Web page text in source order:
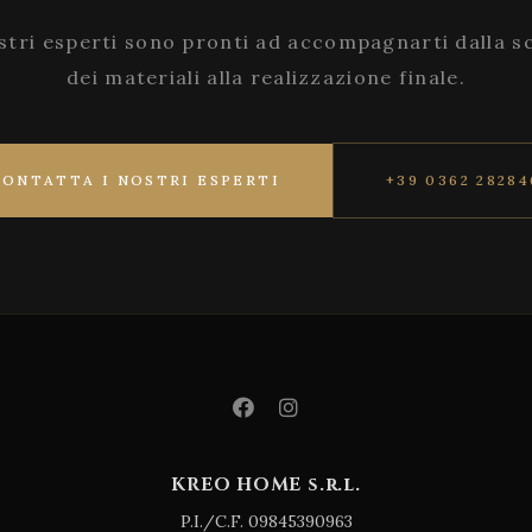
esperti sono pronti ad accompagnarti dalla
dei materiali alla realizzazione finale.
I NOSTRI ESPERTI +39 0362
KREO HOME s.r.l.
P.I./C.F. 09845390963